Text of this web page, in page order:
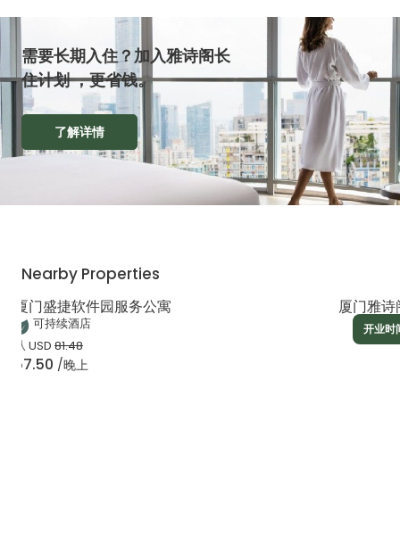
需要长期入住？加入雅诗阁长
住计划 ，更省钱。
了解详情
Nearby Properties
厦门盛捷软件园服务公寓
可持续酒店
从USD 81.48
57.50 /晚上
开业时
厦门雅